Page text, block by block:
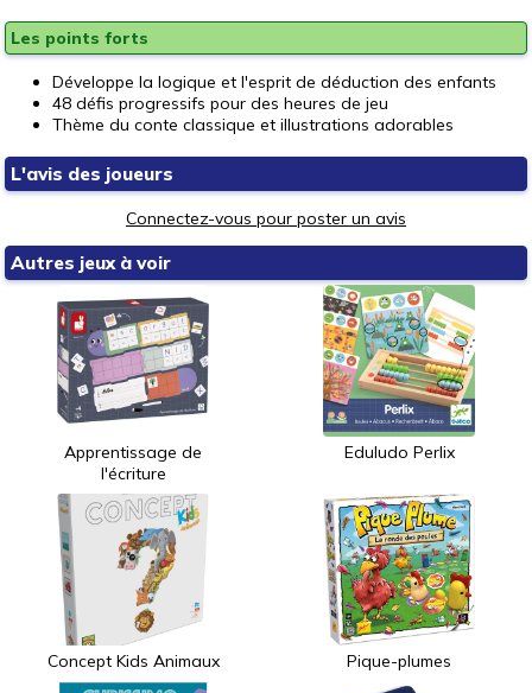
Les points forts
Développe la logique et l'esprit de déduction des enfants
48 défis progressifs pour des heures de jeu
Thème du conte classique et illustrations adorables
L'avis des joueurs
Connectez-vous pour poster un avis
Autres jeux à voir
Apprentissage de
l'écriture
Eduludo Perlix
Concept Kids Animaux Pique-plumes